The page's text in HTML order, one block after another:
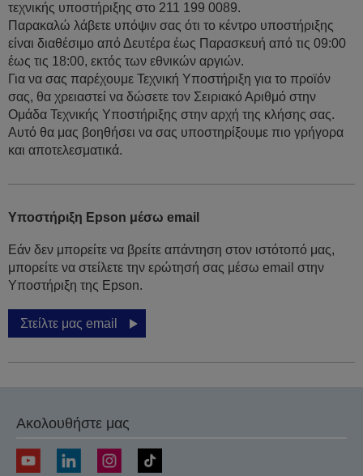
τεχνικής υποστήριξης στο 211 199 0089.
Παρακαλώ λάβετε υπόψιν σας ότι το κέντρο υποστήριξης
είναι διαθέσιμο από Δευτέρα έως Παρασκευή από τις 09:00
έως τις 18:00, εκτός των εθνικών αργιών.
Για να σας παρέχουμε Τεχνική Υποστήριξη για το προϊόν
σας, θα χρειαστεί να δώσετε τον Σειριακό Αριθμό στην
Ομάδα Τεχνικής Υποστήριξης στην αρχή της κλήσης σας.
Αυτό θα μας βοηθήσει να σας υποστηρίξουμε πιο γρήγορα
και αποτελεσματικά.
Υποστήριξη Epson μέσω email
Εάν δεν μπορείτε να βρείτε απάντηση στον ιστότοπό μας,
μπορείτε να στείλετε την ερώτησή σας μέσω email στην
Υποστήριξη της Epson.
Στείλτε μας email
Ακολουθήστε μας